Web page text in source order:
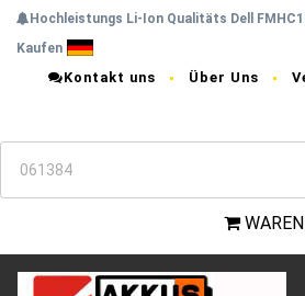
Hochleistungs Li-Ion Qualitäts Dell
Kaufen
Kontakt uns Über Uns